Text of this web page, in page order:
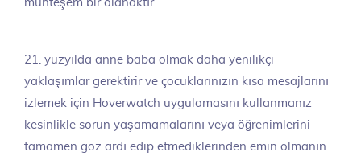
muhteşem bir olanaktır.
21. yüzyılda anne baba olmak daha yenilikçi
yaklaşımlar gerektirir ve çocuklarınızın kısa mesajlarını
izlemek için Hoverwatch uygulamasını kullanmanız
kesinlikle sorun yaşamamalarını veya öğrenimlerini
tamamen göz ardı edip etmediklerinden emin olmanın